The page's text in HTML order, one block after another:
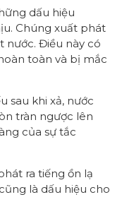
dấu hiệu
Chúng xuất phát
nước. Điều này có
toàn và bị mắc
sau khi xả, nước
tràn ngược lên
của sự tắc
ra tiếng ồn lạ
là dấu hiệu cho